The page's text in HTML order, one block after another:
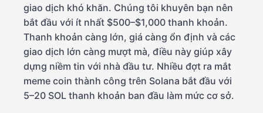
giao dịch khó khăn. Chúng tôi khuyên bạn nên
bắt đầu với ít nhất $500–$1,000 thanh khoản.
Thanh khoản càng lớn, giá càng ổn định và các
giao dịch lớn càng mượt mà, điều này giúp xây
dựng niềm tin với nhà đầu tư. Nhiều đợt ra mắt
meme coin thành công trên Solana bắt đầu với
5–20 SOL thanh khoản ban đầu làm mức cơ sở.